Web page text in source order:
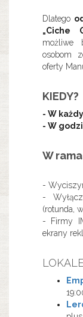
Dlatego
„Ciche
możliwe
osobom
oferty
KIEDY?
- W
- W
W
-
-
(rotunda,
- Firmy
ekrany